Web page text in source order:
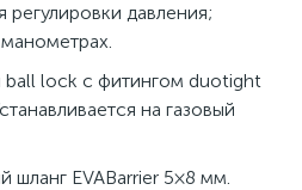
регулировки давления;
ball lock с фитингом duotight
на газовый
шланг EVABarrier 5×8 мм.